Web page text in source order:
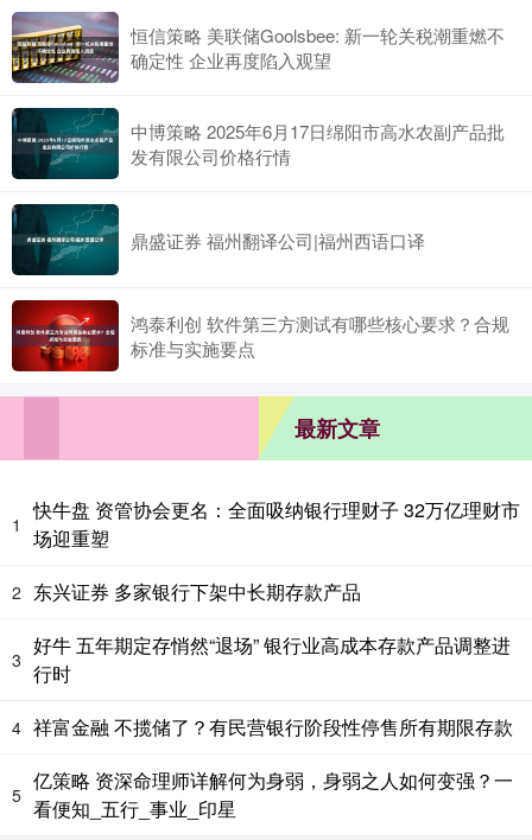
恒信策略 美联储Goolsbee: 新一轮关税潮重燃不
确定性 企业再度陷入观望
中博策略 2025年6月17日绵阳市高水农副产品批
发有限公司价格行情
鼎盛证券 福州翻译公司|福州西语口译
鸿泰利创 软件第三方测试有哪些核心要求？合规
标准与实施要点
最新文章
1
快牛盘 资管协会更名：全面吸纳银行理财子 32万亿理财市
场迎重塑
2 东兴证券 多家银行下架中长期存款产品
3
好牛 五年期定存悄然“退场” 银行业高成本存款产品调整进
行时
4 祥富金融 不揽储了？有民营银行阶段性停售所有期限存款
5
亿策略 资深命理师详解何为身弱，身弱之人如何变强？一
看便知_五行_事业_印星